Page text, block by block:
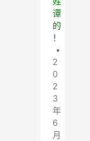
谭
的
！
•
2
0
2
3
年
6
月